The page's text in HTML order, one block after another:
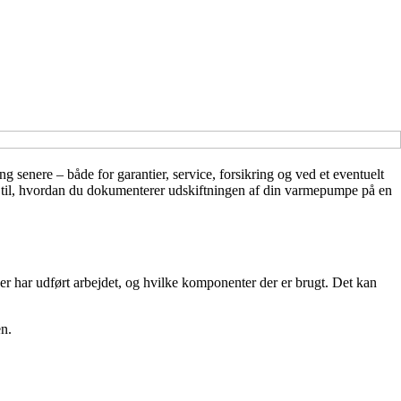
senere – både for garantier, service, forsikring og ved et eventuelt
hvordan du dokumenterer udskiftningen af din varmepumpe på en
har udført arbejdet, og hvilke komponenter der er brugt. Det kan